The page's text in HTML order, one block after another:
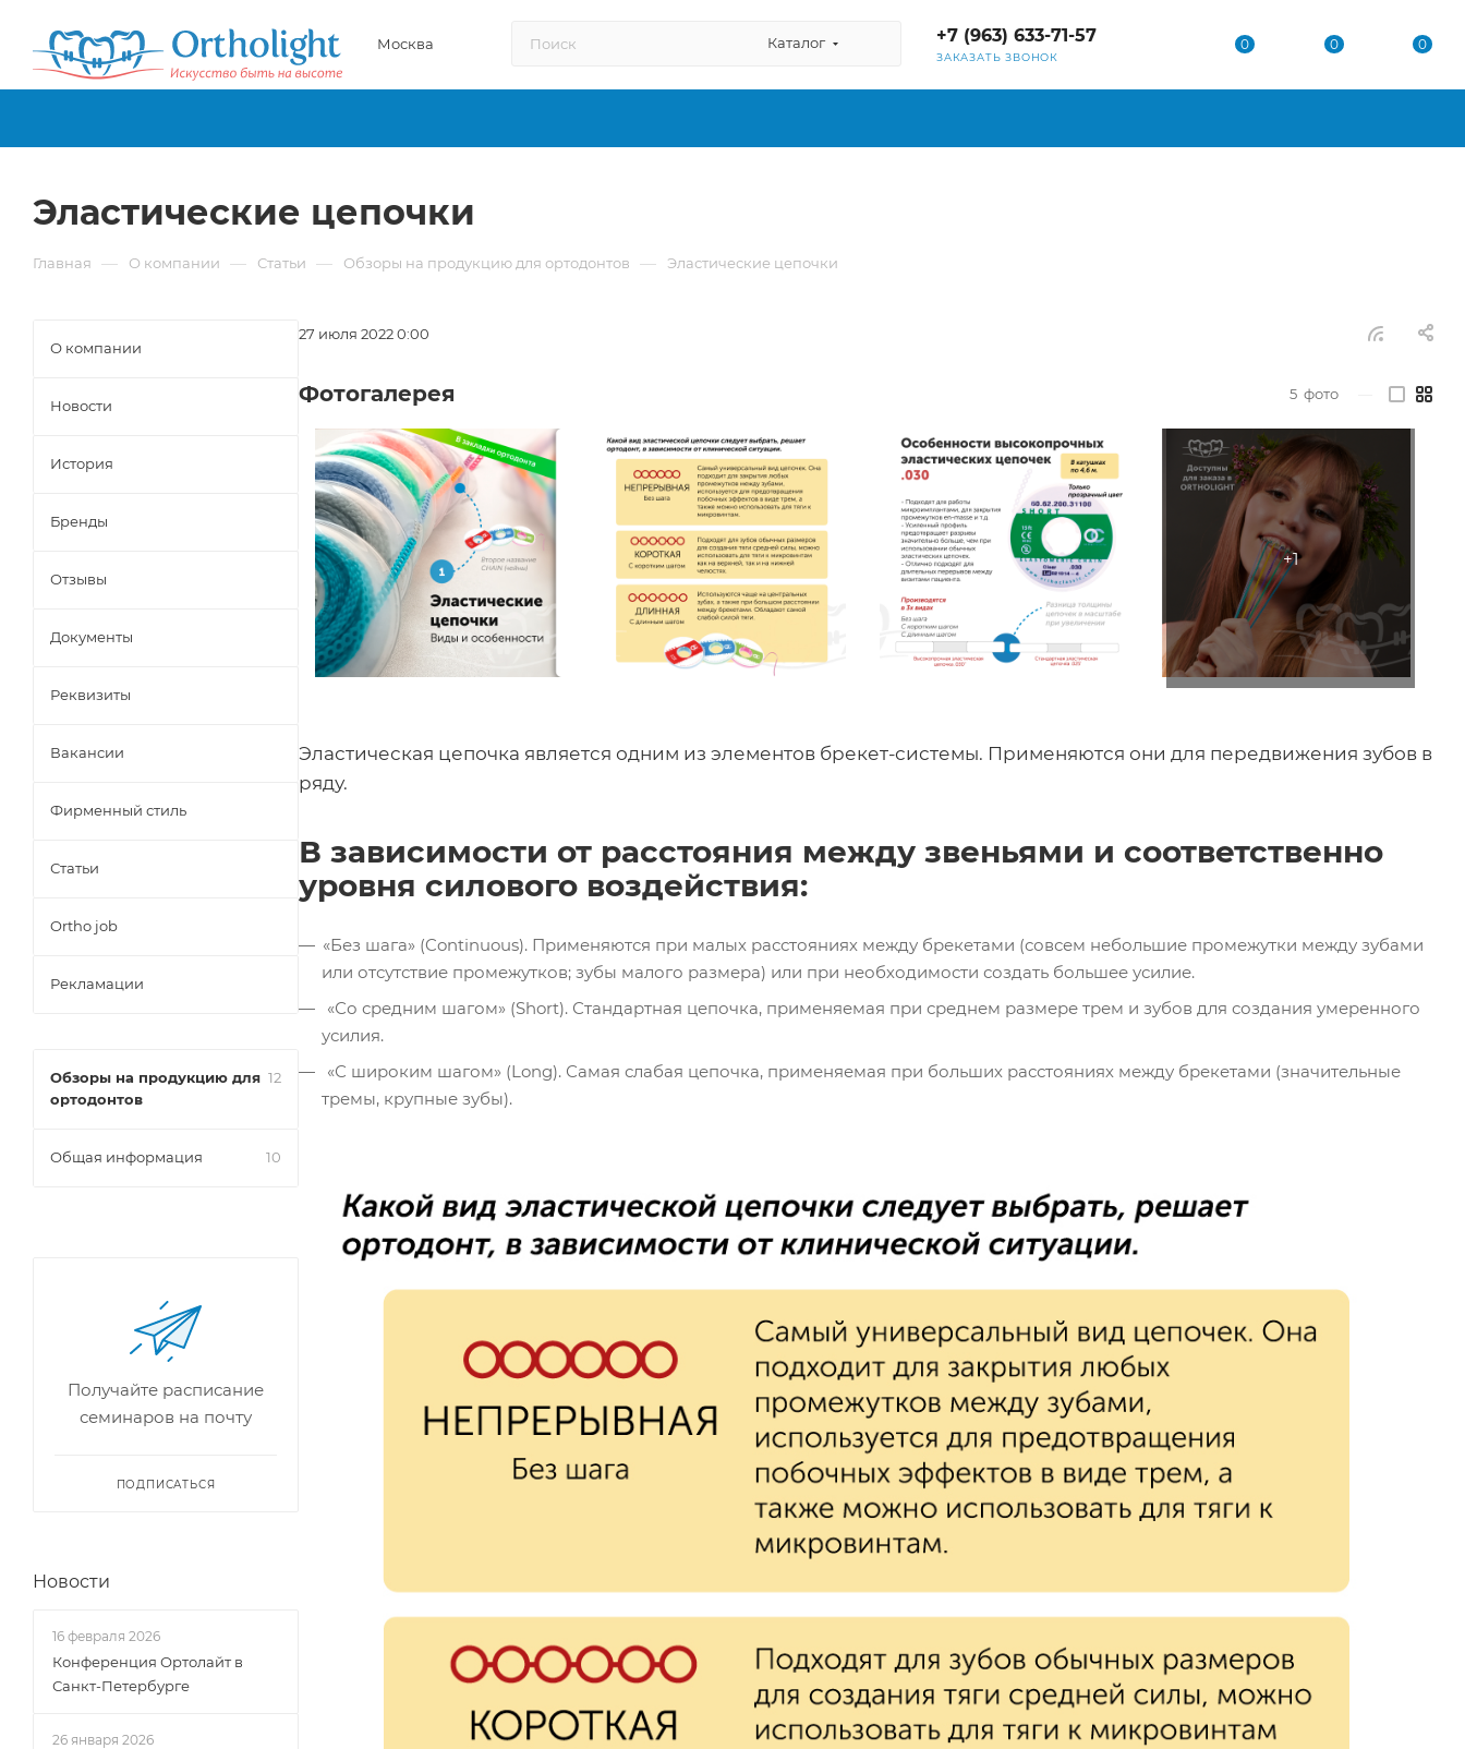
Москва Каталог +7 (963) 633-71-57
ЗАКАЗАТЬ ЗВОНОК
0 0 0
Эластические цепочки
Главная — О компании — Статьи — Обзоры на продукцию для ортодонтов — Эластические цепочки
27 июля 2022 0:00
Фотогалерея 5 фото
Эластическая цепочка является одним из элементов брекет-системы. Применяются они для передвижения зубов в
ряду.
В зависимости от расстояния между звеньями и соответственно
уровня силового воздействия:
«Без шага» (Continuous). Применяются при малых расстояниях между брекетами (совсем небольшие промежутки между зубами
или отсутствие промежутков; зубы малого размера) или при необходимости создать большее усилие.
«Со средним шагом» (Short). Стандартная цепочка, применяемая при среднем размере трем и зубов для создания умеренного
усилия.
«С широким шагом» (Long). Самая слабая цепочка, применяемая при больших расстояниях между брекетами (значительные
тремы, крупные зубы).
О компании
Новости
История
Бренды
Отзывы
Документы
Реквизиты
Вакансии
Фирменный стиль
Статьи
Ortho job
Рекламации
Обзоры на продукцию для
ортодонтов
12
Общая информация 10
Получайте расписание
семинаров на почту
ПОДПИСАТЬСЯ
Новости
16 февраля 2026
Конференция Ортолайт в
Санкт-Петербурге
26 января 2026